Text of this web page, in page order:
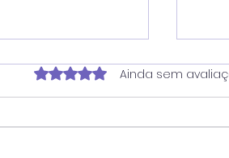
Avaliado com 0 de 5
Ainda sem